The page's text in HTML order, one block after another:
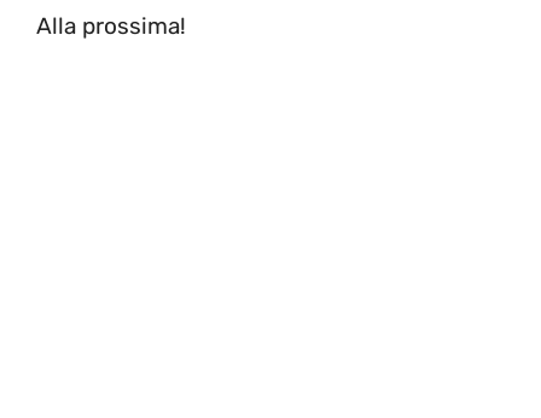
Alla prossima!